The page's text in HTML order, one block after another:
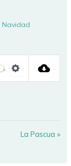
Navidad
SETTINGS
La Pascua »